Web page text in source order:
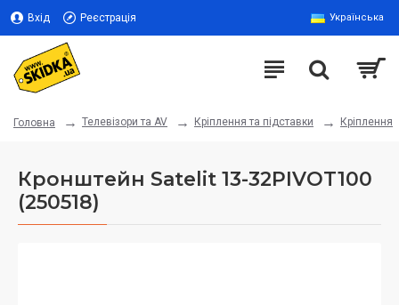
Вхід Реєстрація Українська
Головна Телевізори та AV Кріплення та підставки Кріплення
Кронштейн Satelit 13-32PIVOT100
(250518)